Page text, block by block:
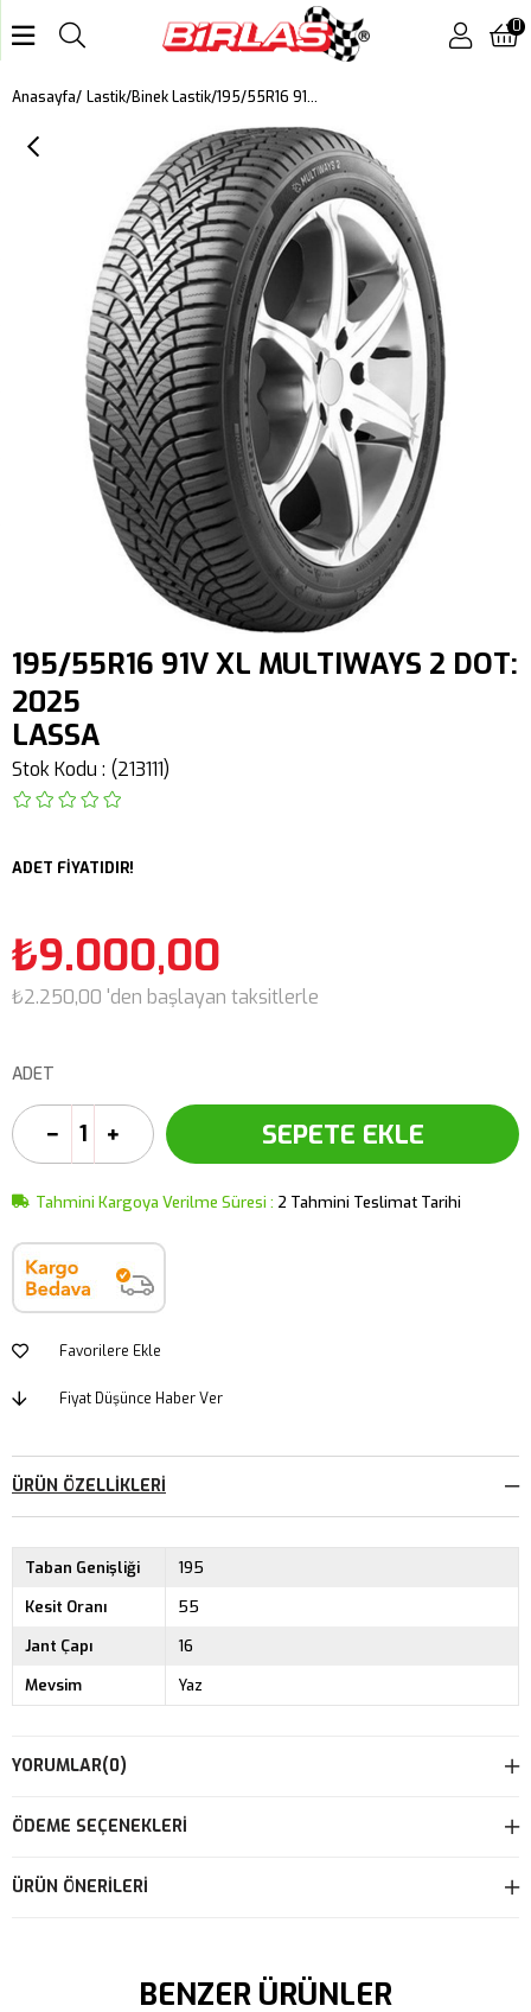
0
Anasayfa Lastik Binek Lastik 195/55R16 91V XL MULTIWAYS 2 DOT: 2025
195/55R16 91V XL MULTIWAYS 2 DOT:
2025
LASSA
Stok Kodu (213111)
ADET FİYATIDIR!
₺9.000,00
₺2.250,00 'den başlayan taksitlerle
ADET
Tahmini Kargoya Verilme Süresi : 2 Tahmini Teslimat Tarihi
Favorilere Ekle
Fiyat Düşünce Haber Ver
ÜRÜN ÖZELLIKLERI
Taban Genişliği
195
Kesit Oranı
55
Jant Çapı
16
Mevsim
Yaz
YORUMLAR(0)
ÖDEME SEÇENEKLERI
ÜRÜN ÖNERILERI
BENZER ÜRÜNLER